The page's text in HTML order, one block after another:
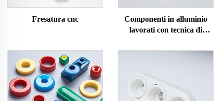
Fresatura cnc
Componenti in alluminio
lavorati con tecnica di